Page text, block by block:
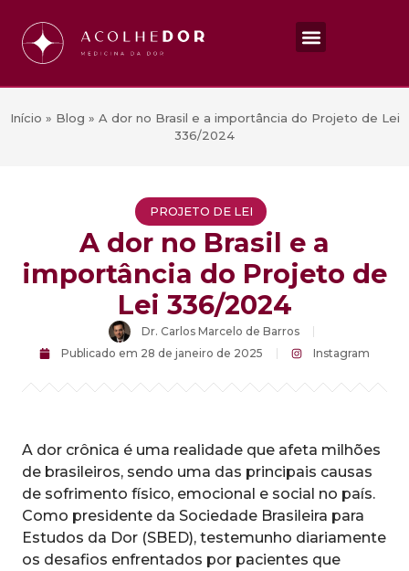
Início » Blog » A dor no Brasil e a importância do Projeto de Lei
336/2024
PROJETO DE LEI
A dor no Brasil e a
importância do Projeto de
Lei 336/2024
Dr. Carlos Marcelo de Barros
Publicado em 28 de janeiro de 2025 Instagram
A dor crônica é uma realidade que afeta milhões
de brasileiros, sendo uma das principais causas
de sofrimento físico, emocional e social no país.
Como presidente da Sociedade Brasileira para
Estudos da Dor (SBED), testemunho diariamente
os desafios enfrentados por pacientes que